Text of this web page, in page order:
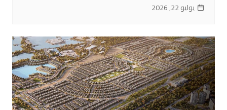
يوليو 22, 2026